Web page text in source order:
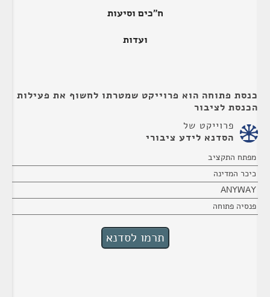
ח"כים וסיעות
ועדות
כנסת פתוחה הוא פרוייקט שמטרתו לחשוף את פעילות
הכנסת לציבור
פרוייקט של
הסדנא לידע ציבורי
מפתח התקציב
כיכר המדינה
ANYWAY
פנסיה פתוחה